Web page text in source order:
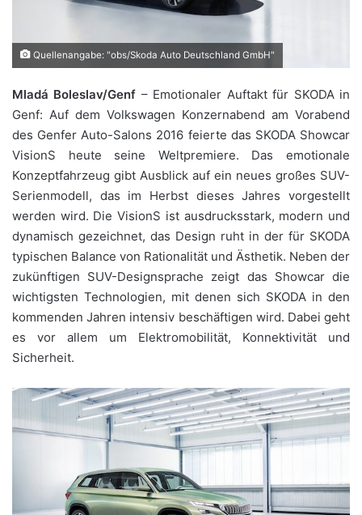
Quellenangabe: "obs/Skoda Auto Deutschland GmbH"
Mladá Boleslav/Genf – Emotionaler Auftakt für SKODA in
Genf: Auf dem Volkswagen Konzernabend am Vorabend
des Genfer Auto-Salons 2016 feierte das SKODA Showcar
VisionS heute seine Weltpremiere. Das emotionale
Konzeptfahrzeug gibt Ausblick auf ein neues großes SUV-
Serienmodell, das im Herbst dieses Jahres vorgestellt
werden wird. Die VisionS ist ausdrucksstark, modern und
dynamisch gezeichnet, das Design ruht in der für SKODA
typischen Balance von Rationalität und Ästhetik. Neben der
zukünftigen SUV-Designsprache zeigt das Showcar die
wichtigsten Technologien, mit denen sich SKODA in den
kommenden Jahren intensiv beschäftigen wird. Dabei geht
es vor allem um Elektromobilität, Konnektivität und
Sicherheit.